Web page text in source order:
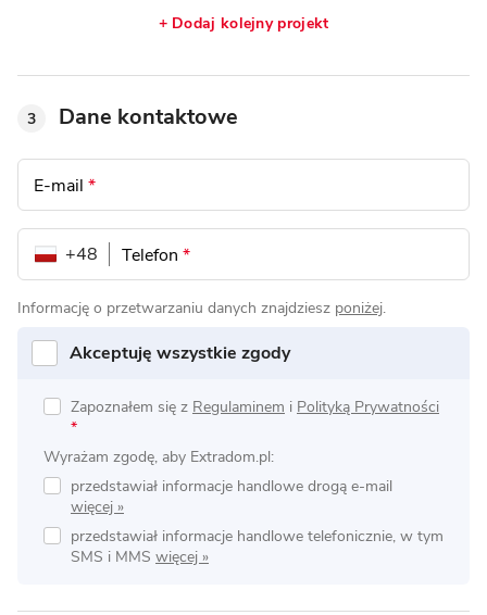
+ Dodaj kolejny projekt
3 Dane kontaktowe
E-mail *
Telefon *
+48
Informację o przetwarzaniu danych znajdziesz poniżej.
Akceptuję wszystkie zgody
Zapoznałem się z Regulaminem i Polityką Prywatności
*
Wyrażam zgodę, aby Extradom.pl:
przedstawiał informacje handlowe drogą e-mail
przedstawiał informacje handlowe telefonicznie, w tym
SMS i MMS